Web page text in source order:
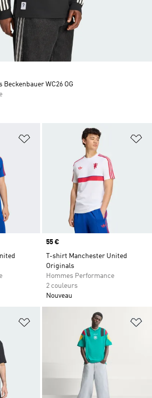
Ajouter à la Liste de produits
Prix
55 €
T-shirt Manchester United
Originals
Hommes Performance
2 couleurs
Nouveau
Ajouter à la Liste de produits
Beckenbauer WC26 OG